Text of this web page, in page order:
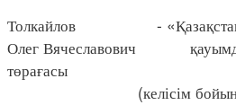
Толкайлов -
Олег Вячеславович
төрағасы
(келісім